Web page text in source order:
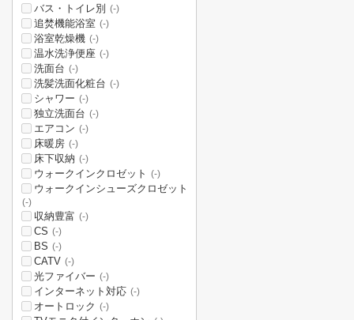
バス・トイレ別 (-)
追焚機能浴室 (-)
浴室乾燥機 (-)
温水洗浄便座 (-)
洗面台 (-)
洗髪洗面化粧台 (-)
シャワー (-)
独立洗面台 (-)
エアコン (-)
床暖房 (-)
床下収納 (-)
ウォークインクロゼット (-)
ウォークインシューズクロゼット
(-)
収納豊富 (-)
CS (-)
BS (-)
CATV (-)
光ファイバー (-)
インターネット対応 (-)
オートロック (-)